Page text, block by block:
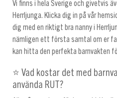
Vi finns i hela Sverige och givetvis
Herrljunga. Klicka dig in på vår
dig med en riktigt bra nanny i
nämligen ett första samtal om er
kan hitta den perfekta barnvakten
⭐ Vad kostar det med
använda RUT?